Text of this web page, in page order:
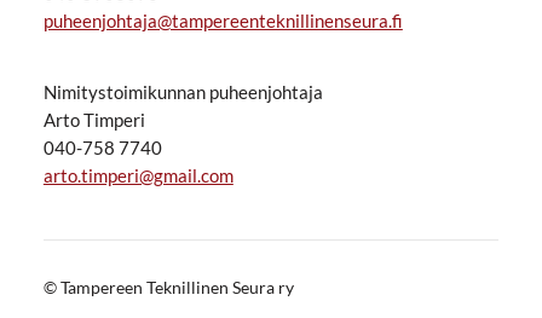
puheenjohtaja@tampereenteknillinenseura.fi
Nimitystoimikunnan puheenjohtaja
Arto Timperi
040-758 7740
arto.timperi@gmail.com
©Tampereen Teknillinen Seura ry